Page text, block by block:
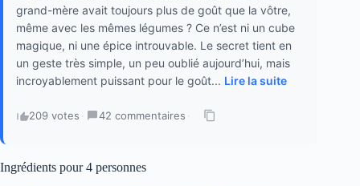
grand-mère avait toujours plus de goût que la vôtre,
même avec les mêmes légumes ? Ce n’est ni un cube
magique, ni une épice introuvable. Le secret tient en
un geste très simple, un peu oublié aujourd’hui, mais
incroyablement puissant pour le goût... Lire la suite
209 votes · 42 commentaires ·
Ingrédients pour 4 personnes